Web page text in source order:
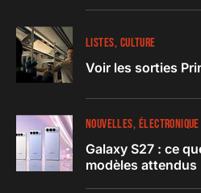
LISTES CULTURE
Voir les sorties
NOUVELLES ÉLECTRONIQUE
Galaxy S27 : ce
modèles